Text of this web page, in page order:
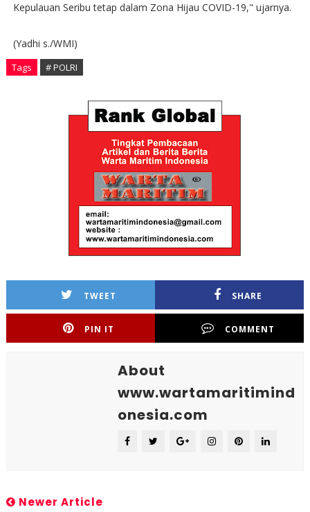
Kepulauan Seribu tetap dalam Zona Hijau COVID-19," ujarnya.
(Yadhi s./WMI)
Tags # POLRI
TWEET SHARE
PIN IT COMMENT
About
www.wartamaritimind
onesia.com
Newer Article